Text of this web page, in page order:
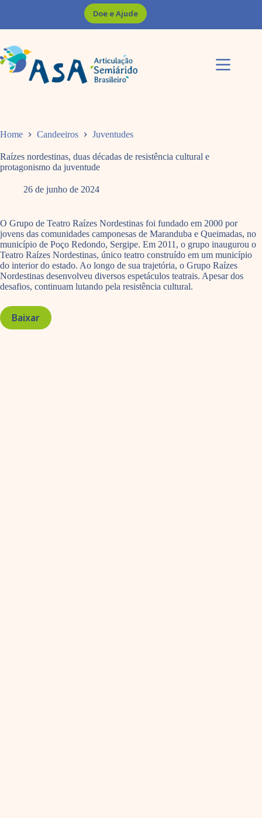
Doe e Ajude
Home Candeeiros Juventudes
Raízes nordestinas, duas décadas de resistência cultural e
protagonismo da juventude
26 de junho de 2024
O Grupo de Teatro Raízes Nordestinas foi fundado em 2000 por
jovens das comunidades camponesas de Maranduba e Queimadas, no
município de Poço Redondo, Sergipe. Em 2011, o grupo inaugurou o
Teatro Raízes Nordestinas, único teatro construído em um município
do interior do estado. Ao longo de sua trajetória, o Grupo Raízes
Nordestinas desenvolveu diversos espetáculos teatrais. Apesar dos
desafios, continuam lutando pela resistência cultural.
Baixar